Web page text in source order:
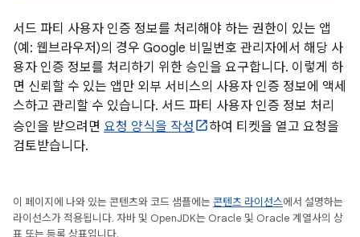
서드 파티 사용자 인증 정보를 처리해야 하는 권한이 있는 앱
(예: 웹브라우저)의 경우 Google 비밀번호 관리자에서 해당 사
용자 인증 정보를 처리하기 위한 승인을 요구합니다. 이렇게 하
면 신뢰할 수 있는 앱만 외부 서비스의 사용자 인증 정보에 액세
스하고 관리할 수 있습니다. 서드 파티 사용자 인증 정보 처리
승인을 받으려면 요청 양식을 작성
하여 티켓을 열고 요청을
검토받습니다.
이 페이지에 나와 있는 콘텐츠와 코드 샘플에는 콘텐츠 라이선스에서 설명하는
라이선스가 적용됩니다. 자바 및 OpenJDK는 Oracle 및 Oracle 계열사의 상
표 또는 등록 상표입니다.